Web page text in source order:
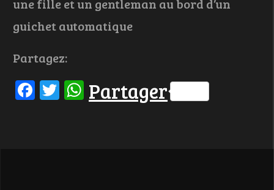
une fille et un gentleman au bord d’un
guichet automatique
Partagez:
Facebook
Twitter
WhatsApp
Partager